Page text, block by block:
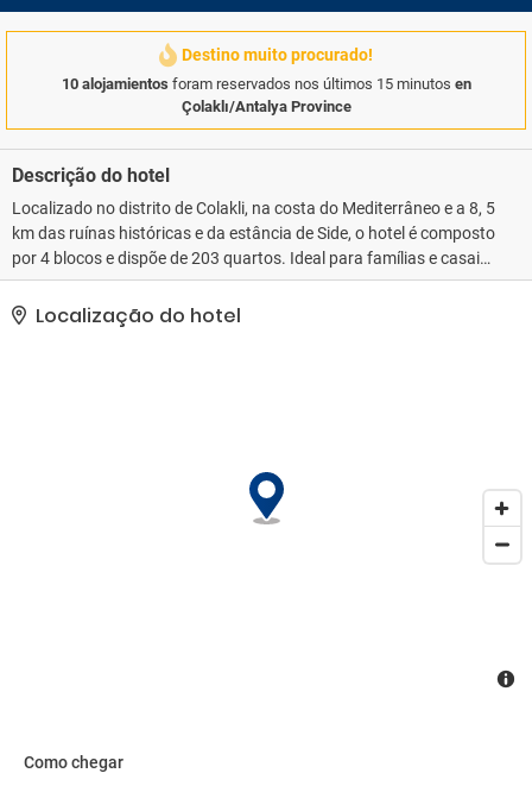
Destino muito procurado!
10 alojamientos foram reservados nos últimos 15 minutos en
Çolaklı/Antalya Province
Descrição do hotel
Localizado no distrito de Colakli, na costa do Mediterrâneo e a 8, 5
km das ruínas históricas e da estância de Side, o hotel é composto
por 4 blocos e dispõe de 203 quartos. Ideal para famílias e casais,
o hotel conta com um restaurante, alguns bares e uma discoteca,
piscinas (uma com escorregas), um mini clube e um parque
infantil. A praia fica a uma curta caminhada ou pode usufruir do
Localização do hotel
Como chegar